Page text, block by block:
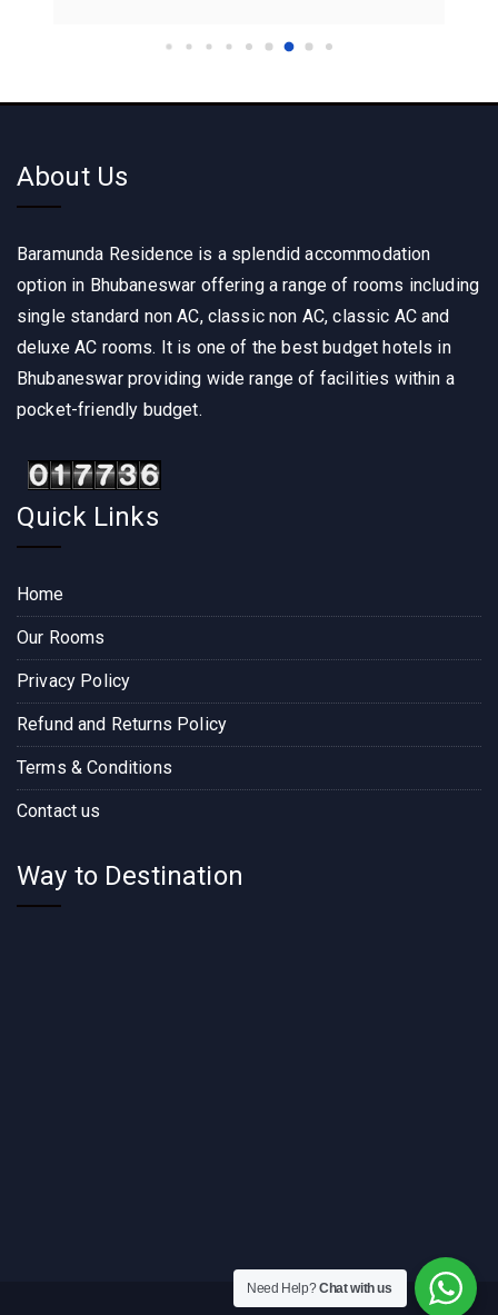
About Us
Baramunda Residence is a splendid accommodation
option in Bhubaneswar offering a range of rooms including
single standard non AC, classic non AC, classic AC and
deluxe AC rooms. It is one of the best budget hotels in
Bhubaneswar providing wide range of facilities within a
pocket-friendly budget.
Quick Links
Home
Our Rooms
Privacy Policy
Refund and Returns Policy
Terms & Conditions
Contact us
Way to Destination
Need Help?Chat with us